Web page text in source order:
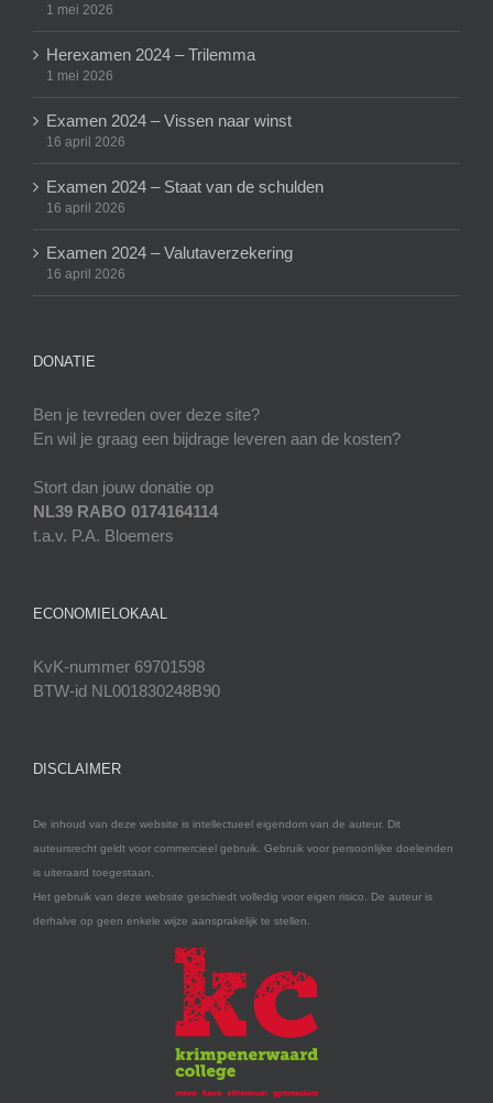
1 mei 2026
Herexamen 2024 – Trilemma
1 mei 2026
Examen 2024 – Vissen naar winst
16 april 2026
Examen 2024 – Staat van de schulden
16 april 2026
Examen 2024 – Valutaverzekering
16 april 2026
DONATIE
Ben je tevreden over deze site?
En wil je graag een bijdrage leveren aan de kosten?
Stort dan jouw donatie op
NL39 RABO 0174164114
t.a.v. P.A. Bloemers
ECONOMIELOKAAL
KvK-nummer 69701598
BTW-id NL001830248B90
DISCLAIMER
De inhoud van deze website is intellectueel eigendom van de auteur. Dit
auteursrecht geldt voor commercieel gebruik. Gebruik voor persoonlijke doeleinden
is uiteraard toegestaan.
Het gebruik van deze website geschiedt volledig voor eigen risico. De auteur is
derhalve op geen enkele wijze aansprakelijk te stellen.